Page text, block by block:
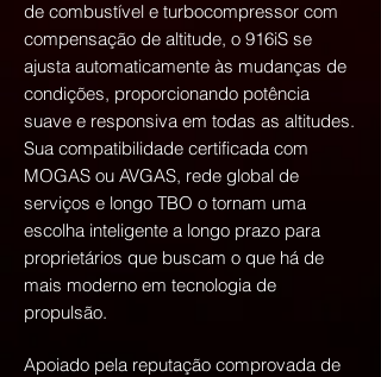
de combustível e turbocompressor com
compensação de altitude, o 916iS se
ajusta automaticamente às mudanças de
condições, proporcionando potência
suave e responsiva em todas as altitudes.
Sua compatibilidade certificada com
MOGAS ou AVGAS, rede global de
serviços e longo TBO o tornam uma
escolha inteligente a longo prazo para
proprietários que buscam o que há de
mais moderno em tecnologia de
propulsão.
Apoiado pela reputação comprovada de